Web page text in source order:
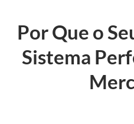
Por Que o
Sistema